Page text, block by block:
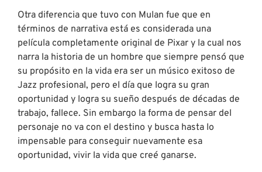
Otra diferencia que tuvo con Mulan fue que en
términos de narrativa está es considerada una
película completamente original de Pixar y la cual nos
narra la historia de un hombre que siempre pensó que
su propósito en la vida era ser un músico exitoso de
Jazz profesional, pero el día que logra su gran
oportunidad y logra su sueño después de décadas de
trabajo, fallece. Sin embargo la forma de pensar del
personaje no va con el destino y busca hasta lo
impensable para conseguir nuevamente esa
oportunidad, vivir la vida que creé ganarse.